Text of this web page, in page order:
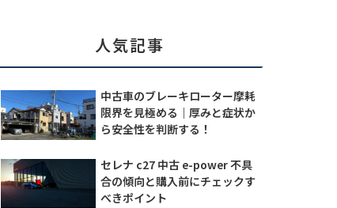
人気記事
中古車のブレーキローター摩耗
限界を見極める｜厚みと症状か
ら安全性を判断する！
セレナ c27 中古 e-power 不具
合の傾向と購入前にチェックす
べきポイント